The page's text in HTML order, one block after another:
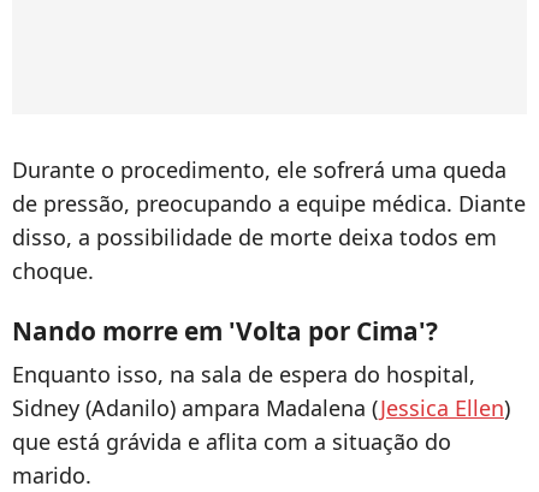
Durante o procedimento, ele sofrerá uma queda
de pressão, preocupando a equipe médica. Diante
disso, a possibilidade de morte deixa todos em
choque.
Nando morre em 'Volta por Cima'?
Enquanto isso, na sala de espera do hospital,
Sidney (Adanilo) ampara Madalena (Jessica Ellen)
que está grávida e aflita com a situação do
marido.